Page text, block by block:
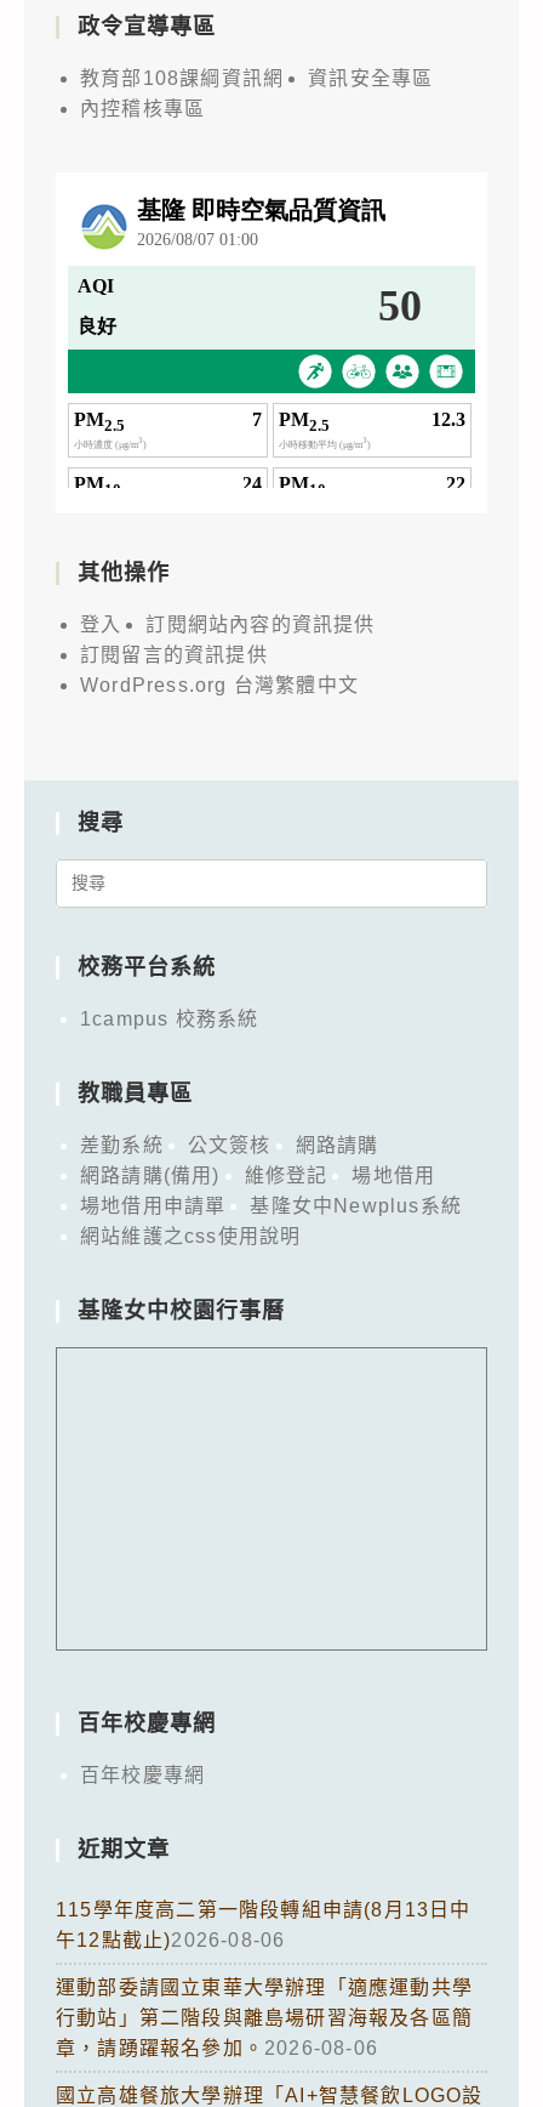
政令宣導專區
教育部108課綱資訊網
資訊安全專區
內控稽核專區
其他操作
登入
訂閱網站內容的資訊提供
訂閱留言的資訊提供
WordPress.org 台灣繁體中文
搜尋
Search
校務平台系統
1campus 校務系統
教職員專區
差勤系統 公文簽核
網路請購
網路請購(備用)
維修登記
場地借用
場地借用申請單
基隆女中Newplus系統
網站維護之css使用說明
基隆女中校園行事曆
百年校慶專網
百年校慶專網
近期文章
115學年度高二第一階段轉組申請(8月13日中
午12點截止)2026-08-06
運動部委請國立東華大學辦理「適應運動共學
行動站」第二階段與離島場研習海報及各區簡
章，請踴躍報名參加。 2026-08-06
國立高雄餐旅大學辦理「AI+智慧餐飲LOGO設